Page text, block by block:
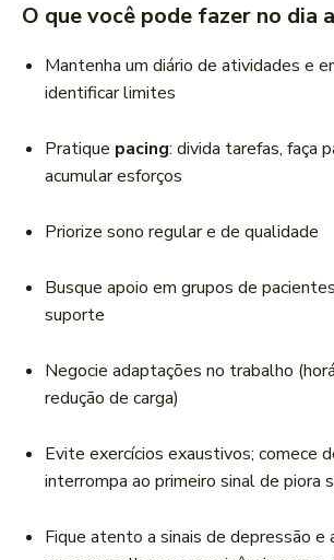
O que você pode fazer no dia
Mantenha um diário de atividades e
identificar limites
Pratique pacing: divida tarefas, faça
acumular esforços
Priorize sono regular e de qualidade
Busque apoio em grupos de
suporte
Negocie adaptações no trabalho
redução de carga)
Evite exercícios exaustivos; comece
interrompa ao primeiro sinal de piora
Fique atento a sinais de depressão e